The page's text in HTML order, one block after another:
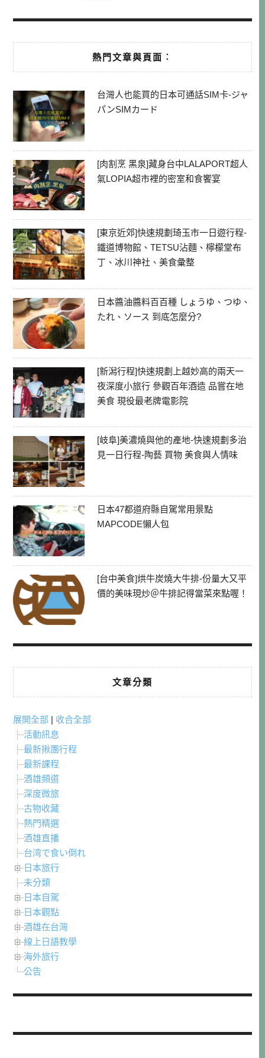
熱門文章與頁面︰
台灣人也能買的日本可通話SIM卡-ジャ
パンSIMカード
[肉割烹 黑泉]藏身台中LALAPORT超人
氣LOPIA超市裡的密室和食饗宴
[東京近郊]快速規劃琦玉市一日遊行程-
鐵道博物館、TETSU沾麵、檸檬堂布
丁、冰川神社、美食彙整
日本醬油醬料百百種 しょうゆ、つゆ、
たれ、ソース 到底怎麼分?
[新潟行程]快速規劃上越妙高的兩天一
夜深度小旅行 參觀百年酒造 品嘗在地
美食 現役最老牌電影院
[岐阜]美濃燒與他的產地-快速規劃多治
見一日行程-陶藝 買物 美食與人情味
日本47都道府縣自駕常用景點
MAPCODE懶人包
[台中美食]烘牛炭燒大牛排-份量大又平
價的美味現炒＠牛排記得當菜來點喔！
文章分類
展開全部 | 收合全部
活動訊息
最新揪團行程
最新課程
酒雄頻道
深度微旅
古物收藏
熱門精選
酒雄直播
台湾で食い倒れ
日本旅行
未分類
日本自駕
日本觀點
酒雄在台灣
線上日語教學
海外旅行
公告